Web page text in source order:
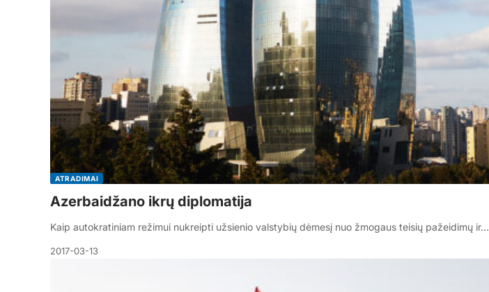
ATRADIMAI
Azerbaidžano ikrų diplomatija
Kaip autokratiniam režimui nukreipti užsienio valstybių dėmesį nuo žmogaus teisių pažeidimų ir…
2017-03-13